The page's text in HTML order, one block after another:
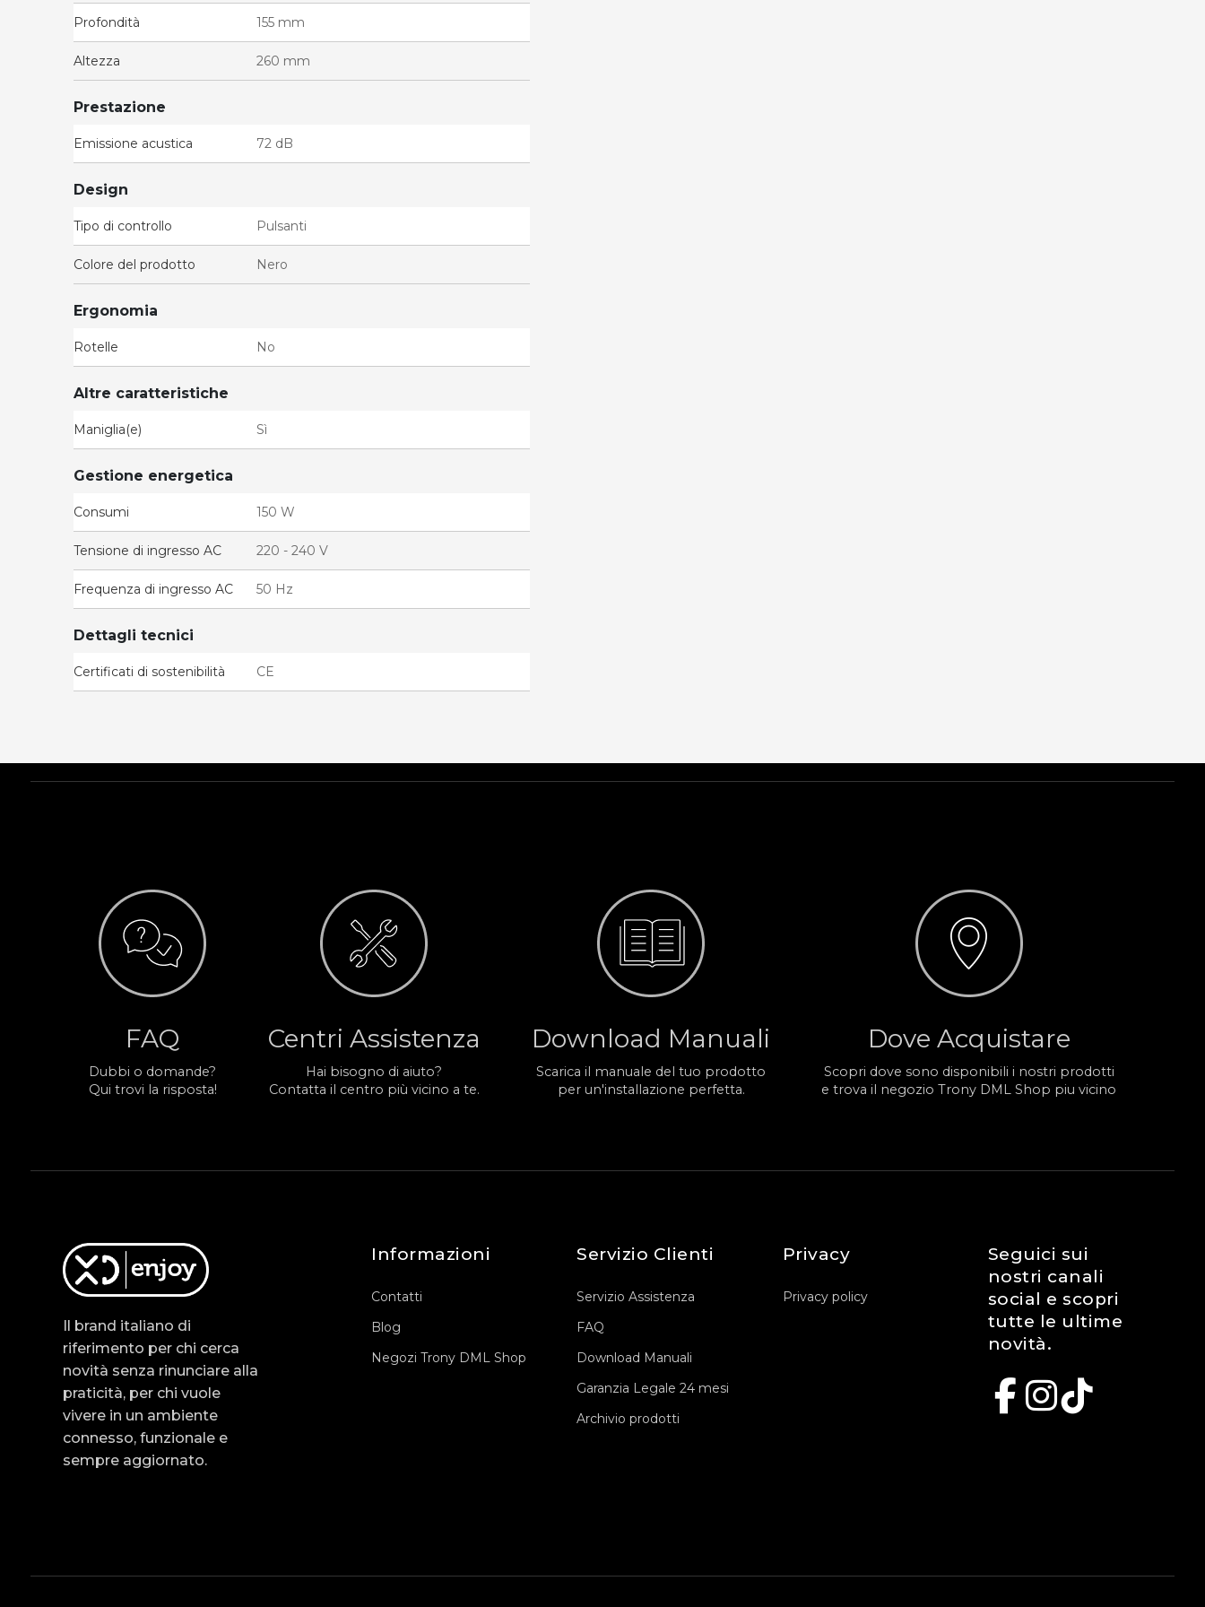
Profondità 155 mm
Altezza 260 mm
Prestazione
Emissione acustica 72 dB
Design
Tipo di controllo Pulsanti
Colore del prodotto Nero
Ergonomia
Rotelle No
Altre caratteristiche
Maniglia(e) Sì
Gestione energetica
Consumi 150 W
Tensione di ingresso AC 220 - 240 V
Frequenza di ingresso AC 50 Hz
Dettagli tecnici
Certificati di sostenibilità CE
FAQ
Dubbi o domande?
Qui trovi la risposta!
Centri Assistenza
Hai bisogno di aiuto?
Contatta il centro più vicino a te.
Download Manuali
Scarica il manuale del tuo prodotto
per un'installazione perfetta.
Dove Acquistare
Scopri dove sono disponibili i nostri prodotti
e trova il negozio Trony DML Shop piu vicino
Il brand italiano di
riferimento per chi cerca
novità senza rinunciare alla
praticità, per chi vuole
vivere in un ambiente
connesso, funzionale e
sempre aggiornato.
Informazioni
Contatti
Blog
Negozi Trony DML Shop
Servizio Clienti
Servizio Assistenza
FAQ
Download Manuali
Garanzia Legale 24 mesi
Archivio prodotti
Privacy
Privacy policy
Seguici sui
nostri canali
social e scopri
tutte le ultime
novità.